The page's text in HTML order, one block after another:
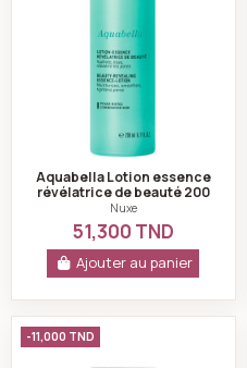
Aquabella Lotion essence
révélatrice de beauté 200
ml - Nuxe
Nuxe
51,300 TND
Ajouter au panier
Crème
-11,000 TND